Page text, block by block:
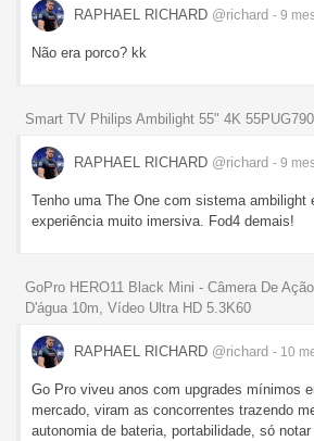
RAPHAEL RICHARD @richard - 9
Não era porco? kk
Smart TV Philips Ambilight 55" 4K
RAPHAEL RICHARD @richard - 9
Tenho uma The One com sistema ambilight
experiência muito imersiva. Fod4 demais!
GoPro HERO11 Black Mini - Câmera De
D'água 10m, Vídeo Ultra HD 5.3K60
RAPHAEL RICHARD @richard - 10
Go Pro viveu anos com upgrades mínimos
mercado, viram as concorrentes trazendo
autonomia de bateria, portabilidade, só